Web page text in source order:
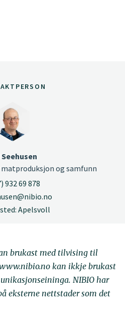
og samfunn
932 69 878
Apelsvoll
brukast med tilvising til
kan ikkje brukast
NIBIO har
eksterne nettstader som det